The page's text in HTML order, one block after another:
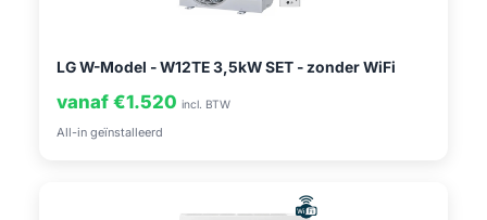
LG W-Model - W12TE 3,5kW SET - zonder WiFi
vanaf €1.520 incl. BTW
All-in geïnstalleerd